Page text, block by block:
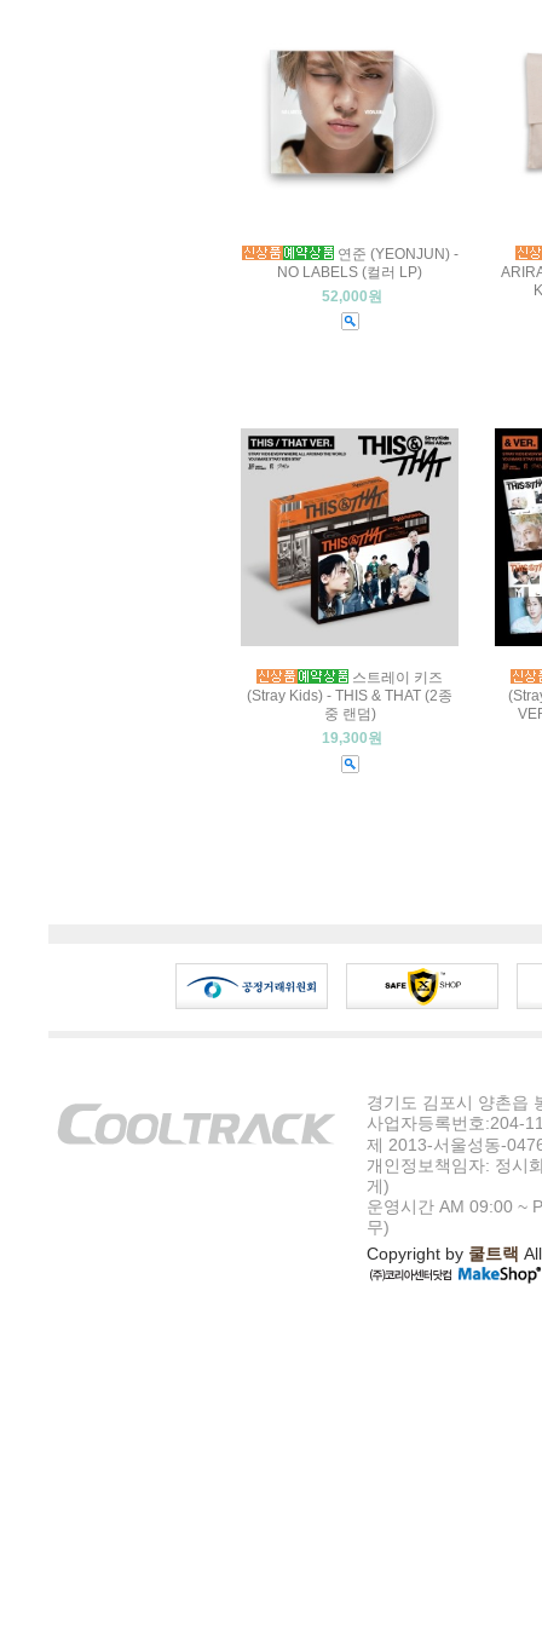
연준 (YEONJUN) -
NO LABELS (컬러 LP)
52,000원
스트레이 키즈
(Stray Kids) - THIS & THAT (2종
중 랜덤)
19,300원
경기도 김포시 양촌읍
사업자등록번호:204-
제 2013-서울성동-
개인정보책임자: 정시
게)
운영시간 AM 09:00 ~
무)
Copyright by 쿨트랙